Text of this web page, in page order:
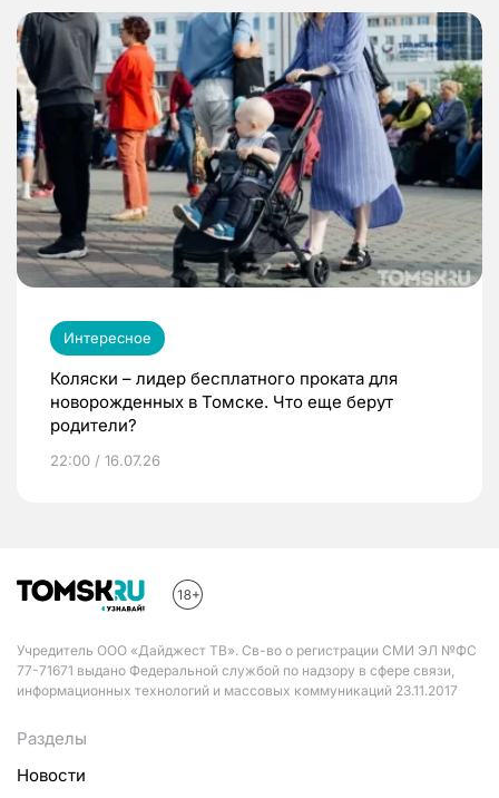
Интересное
Коляски – лидер бесплатного проката для
новорожденных в Томске. Что еще берут
родители?
22:00 / 16.07.26
Учредитель ООО «Дайджест ТВ». Св-во о регистрации СМИ ЭЛ №ФС
77-71671 выдано Федеральной службой по надзору в сфере связи,
информационных технологий и массовых коммуникаций 23.11.2017
Разделы
Новости